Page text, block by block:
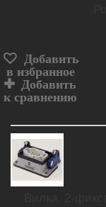
Добавить
в избранное
Добавить
к сравнению